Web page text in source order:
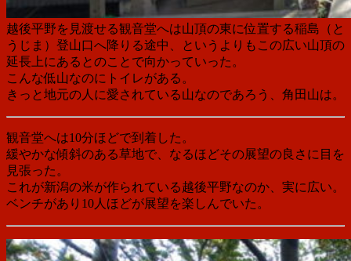
越後平野を見渡せる観音堂へは山頂の東に位置する稲島（と
うじま）登山口へ降りる途中、というよりもこの広い山頂の
延長上にあるとのことで向かっていった。
こんな低山なのにトイレがある。
きっと地元の人に愛されている山なのであろう、角田山は。
観音堂へは10分ほどで到着した。
緩やかな傾斜のある草地で、なるほどその展望の良さに目を
見張った。
これが新潟の米が作られている越後平野なのか、実に広い。
ベンチがあり10人ほどが展望を楽しんでいた。